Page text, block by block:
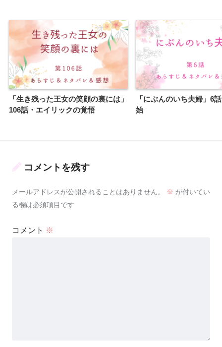
「生き残った王女の笑顔の裏には」
106話・エイリックの覚悟
「にぶんのいち夫婦」6
始
コメントを残す
メールアドレスが公開されることはありません。 ※ が付いてい
る欄は必須項目です
コメント ※